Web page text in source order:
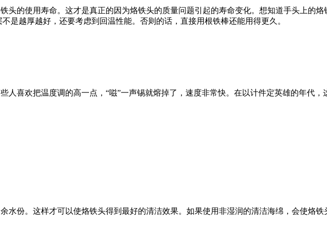
的使用寿命。这才是真正的因为烙铁头的质量问题引起的寿命变化。想知道手头上的烙
是越厚越好，还要考虑到回温性能。否则的话，直接用根铁棒还能用得更久。
喜欢把温度调的高一点，“嗞”一声锡就熔掉了，速度非常快。在以计件定英雄的年代，
份。这样才可以使烙铁头得到最好的清洁效果。如果使用非湿润的清洁海绵，会使烙铁